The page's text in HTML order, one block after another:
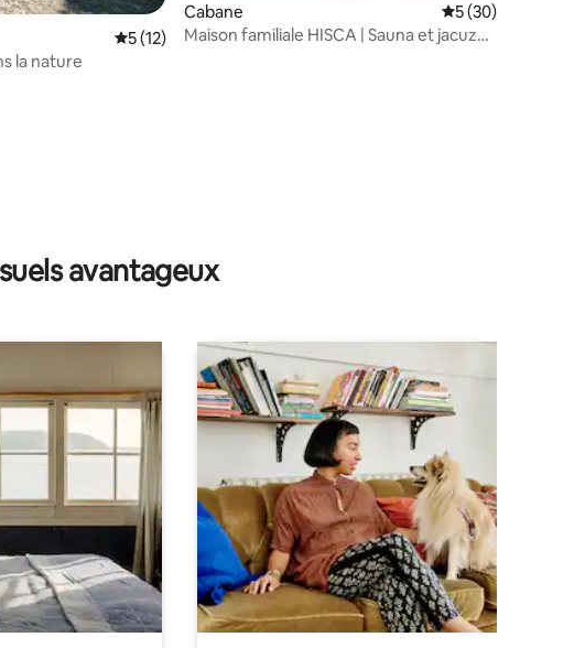
135 commentaires : 4,99 sur 5
Évaluation moyenne sur la base de 12 commentaires : 5 sur 5
5 (12)
la nature
Cabane Évaluation
5 (30)
Maison familiale HISCA | Sauna et jacuzzi
avantageux